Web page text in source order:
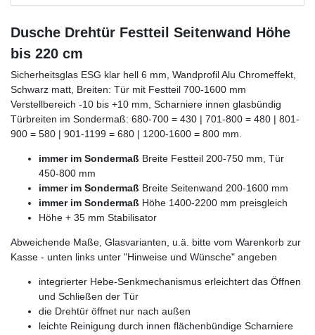
Dusche Drehtür Festteil Seitenwand Höhe
bis 220 cm
Sicherheitsglas ESG klar hell 6 mm, Wandprofil Alu Chromeffekt,
Schwarz matt, Breiten: Tür mit Festteil 700-1600 mm
Verstellbereich -10 bis +10 mm, Scharniere innen glasbündig
Türbreiten im Sondermaß: 680-700 = 430 | 701-800 = 480 | 801-
900 = 580 | 901-1199 = 680 | 1200-1600 = 800 mm.
immer im Sondermaß Breite Festteil 200-750 mm, Tür
450-800 mm
immer im Sondermaß Breite Seitenwand 200-1600 mm
immer im Sondermaß Höhe 1400-2200 mm preisgleich
Höhe + 35 mm Stabilisator
Abweichende Maße, Glasvarianten, u.ä. bitte vom Warenkorb zur
Kasse - unten links unter "Hinweise und Wünsche" angeben
integrierter Hebe-Senkmechanismus erleichtert das Öffnen
und Schließen der Tür
die Drehtür öffnet nur nach außen
leichte Reinigung durch innen flächenbündige Scharniere